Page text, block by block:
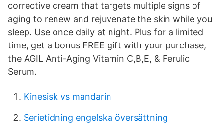
corrective cream that targets multiple signs of
aging to renew and rejuvenate the skin while you
sleep. Use once daily at night. Plus for a limited
time, get a bonus FREE gift with your purchase,
the AGIL Anti-Aging Vitamin C,B,E, & Ferulic
Serum.
Kinesisk vs mandarin
Serietidning engelska översättning